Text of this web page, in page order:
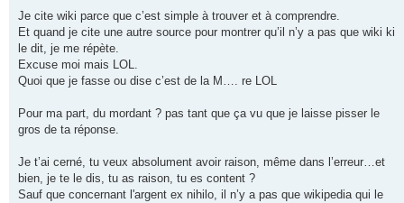
u
Je cite wiki parce que c’est simple à trouver et à comprendre.
Et quand je cite une autre source pour montrer qu’il n’y a pas que wiki ki
le dit, je me répète.
Excuse moi mais LOL.
Quoi que je fasse ou dise c’est de la M…. re LOL
Pour ma part, du mordant ? pas tant que ça vu que je laisse pisser le
gros de ta réponse.
Je t’ai cerné, tu veux absolument avoir raison, même dans l’erreur…et
bien, je te le dis, tu as raison, tu es content ?
Sauf que concernant l'argent ex nihilo, il n’y a pas que wikipedia qui le